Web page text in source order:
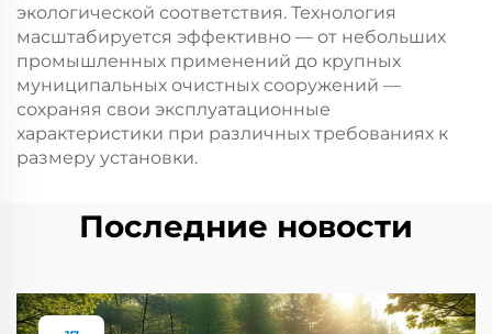
экологической соответствия. Технология
масштабируется эффективно — от небольших
промышленных применений до крупных
муниципальных очистных сооружений —
сохраняя свои эксплуатационные
характеристики при различных требованиях к
размеру установки.
Последние новости